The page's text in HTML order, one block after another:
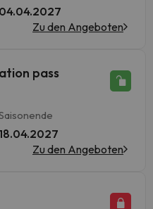
04.04.2027
Zu den Angeboten
pass
18.04.2027
Zu den Angeboten